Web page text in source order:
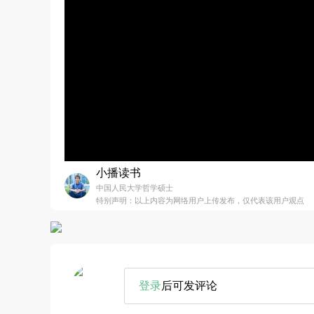
小播读书
中国人民大学哲学硕士
特别声明：以上内容为网络用户上传发布，仅代表该用户观点
登录后可发评论